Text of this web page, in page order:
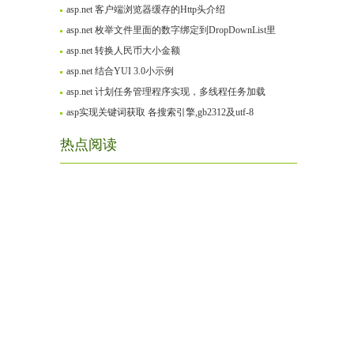
asp.net 客户端浏览器缓存的Http头介绍
asp.net 枚举文件里面的数字绑定到DropDownList里
asp.net 转换人民币大小金额
asp.net 结合YUI 3.0小示例
asp.net 计划任务管理程序实现，多线程任务加载
asp实现关键词获取 各搜索引擎,gb2312及utf-8
热点阅读